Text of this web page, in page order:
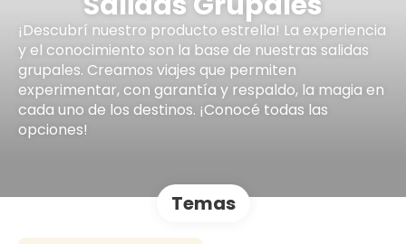
¡Descubrí nuestro producto estrella! La experiencia
y el conocimiento son la base de nuestras salidas
grupales. Creamos viajes que permiten
experimentar, con garantía y respaldo, la magia en
cada uno de los destinos. ¡Conocé todas las
opciones!
Temas